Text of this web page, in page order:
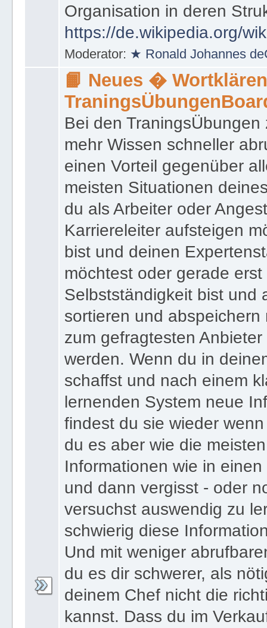
das innerhalb einer
Organisation in deren
https://de.wikipedia.org/
Moderator:★ Ronald Johannes
📙 Neues �
Bei den
mehr Wissen schneller
einen Vorteil gegenüber
meisten Situationen
du als Arbeiter oder
Karriereleiter aufsteigen
bist und deinen
möchtest oder gerade
Selbstständigkeit bist und
sortieren und
zum gefragtesten
werden. Wenn du in
schaffst und nach einem
lernenden System neue
findest du sie wieder
du es aber wie die
Informationen wie in
und dann vergisst - oder
versuchst auswendig zu
schwierig diese
Und mit weniger
du es dir schwerer, als
deinem Chef nicht die